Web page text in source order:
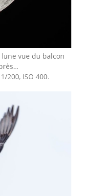
vue du balcon
200, ISO 400.